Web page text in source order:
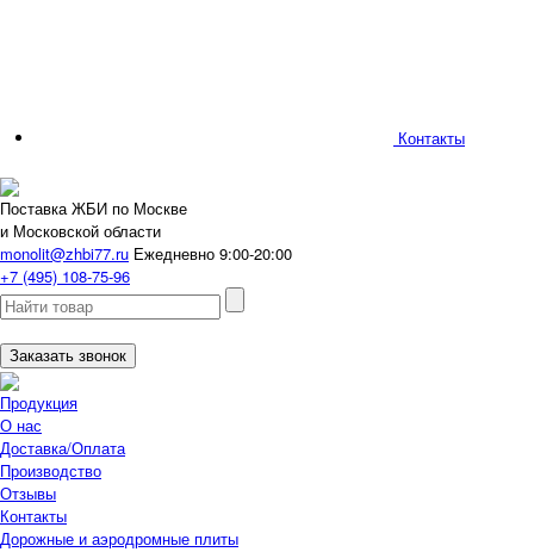
Контакты
Поставка ЖБИ по Москве
и Московской области
monolit@zhbi77.ru Ежедневно 9:00-20:00
+7 (495) 108-75-96
Заказать звонок
Продукция
О нас
Доставка/Оплата
Производство
Отзывы
Контакты
Дорожные и аэродромные плиты